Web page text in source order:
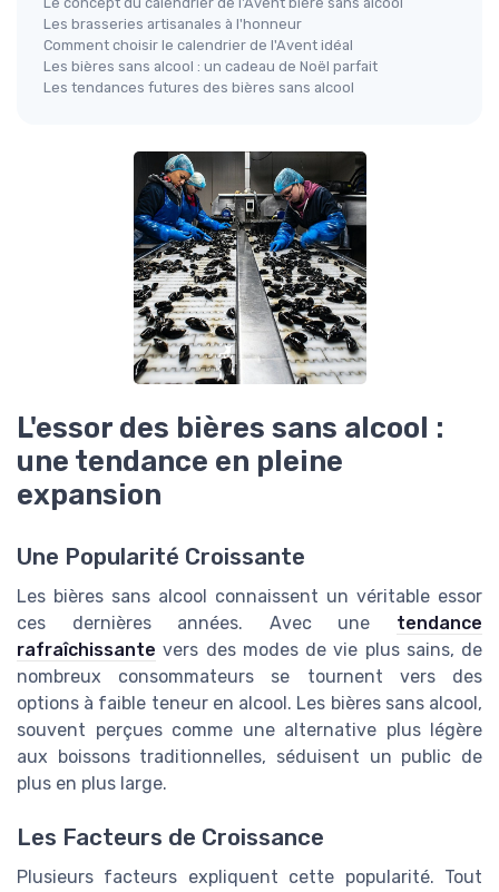
Les brasseries artisanales à l'honneur
Comment choisir le calendrier de l'Avent idéal
Les bières sans alcool : un cadeau de Noël parfait
Les tendances futures des bières sans alcool
L'essor des bières sans alcool :
une tendance en pleine
expansion
Une Popularité Croissante
Les bières sans alcool connaissent un véritable essor
ces dernières années. Avec une tendance
rafraîchissante vers des modes de vie plus sains, de
nombreux consommateurs se tournent vers des
options à faible teneur en alcool. Les bières sans alcool,
souvent perçues comme une alternative plus légère
aux boissons traditionnelles, séduisent un public de
plus en plus large.
Les Facteurs de Croissance
Plusieurs facteurs expliquent cette popularité. Tout